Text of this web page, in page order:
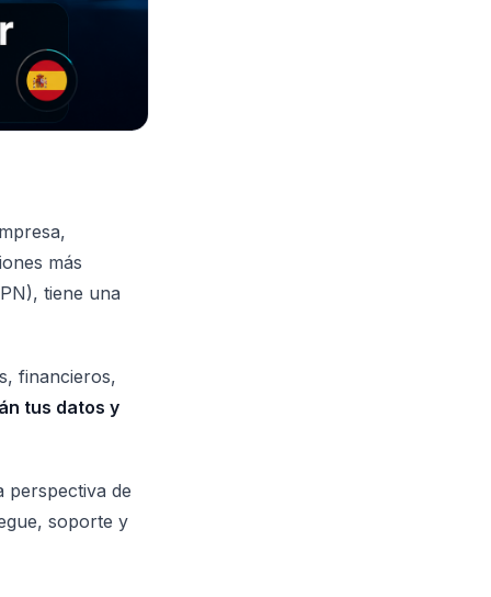
más
tiene una
financieros,
tus datos y
perspectiva de
soporte y